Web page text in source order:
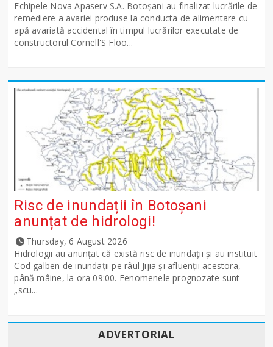
Echipele Nova Apaserv S.A. Botoșani au finalizat lucrările de
remediere a avariei produse la conducta de alimentare cu
apă avariată accidental în timpul lucrărilor executate de
constructorul Cornell'S Floo...
Risc de inundații în Botoșani
anunțat de hidrologi!
Thursday, 6 August 2026
Hidrologii au anunțat că există risc de inundații și au instituit
Cod galben de inundații pe râul Jijia și afluenții acestora,
până mâine, la ora 09:00. Fenomenele prognozate sunt
„scu...
ADVERTORIAL